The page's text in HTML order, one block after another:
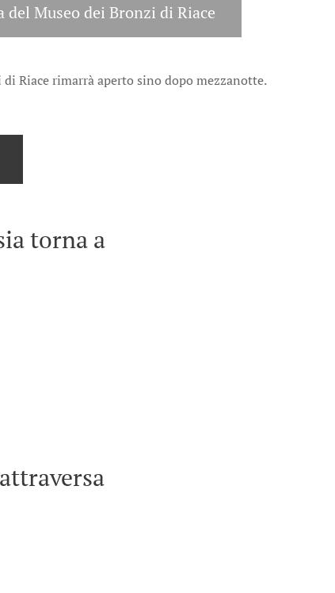
Museo dei Bronzi di Riace
Riace rimarrà aperto sino dopo mezzanotte.
torna a